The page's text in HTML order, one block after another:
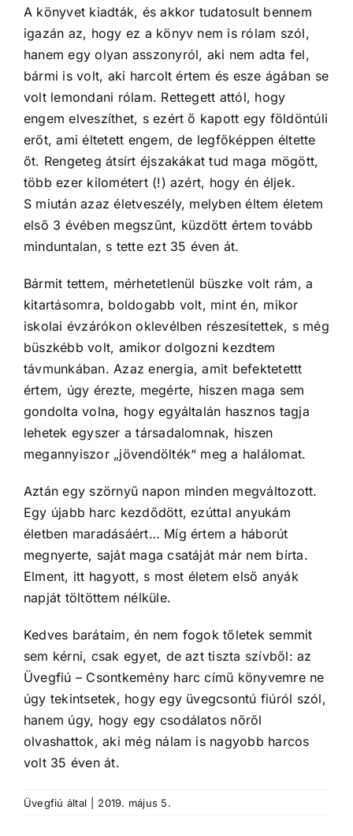
A könyvet kiadták, és akkor tudatosult bennem
igazán az, hogy ez a könyv nem is rólam szól,
hanem egy olyan asszonyról, aki nem adta fel,
bármi is volt, aki harcolt értem és esze ágában se
volt lemondani rólam. Rettegett attól, hogy
engem elveszíthet, s ezért ő kapott egy földöntúli
erőt, ami éltetett engem, de legfőképpen éltette
őt. Rengeteg átsírt éjszakákat tud maga mögött,
több ezer kilométert (!) azért, hogy én éljek.
S miután azaz életveszély, melyben éltem életem
első 3 évében megszűnt, küzdött értem tovább
minduntalan, s tette ezt 35 éven át.
Bármit tettem, mérhetetlenül büszke volt rám, a
kitartásomra, boldogabb volt, mint én, mikor
iskolai évzárókon oklevélben részesítettek, s még
büszkébb volt, amikor dolgozni kezdtem
távmunkában. Azaz energia, amit befektetettt
értem, úgy érezte, megérte, hiszen maga sem
gondolta volna, hogy egyáltalán hasznos tagja
lehetek egyszer a társadalomnak, hiszen
megannyiszor „jövendölték“ meg a halálomat.
Aztán egy szörnyű napon minden megváltozott.
Egy újabb harc kezdődött, ezúttal anyukám
életben maradásáért… Míg értem a háborút
megnyerte, saját maga csatáját már nem bírta.
Elment, itt hagyott, s most életem első anyák
napját töltöttem nélküle.
Kedves barátaim, én nem fogok tőletek semmit
sem kérni, csak egyet, de azt tiszta szívből: az
Üvegfiú – Csontkemény harc című könyvemre ne
úgy tekintsetek, hogy egy üvegcsontú fiúról szól,
hanem úgy, hogy egy csodálatos nőről
olvashattok, aki még nálam is nagyobb harcos
volt 35 éven át.
Üvegfiú által 2019. május 5.